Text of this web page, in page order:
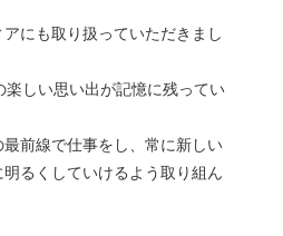
にも取り扱っていただきまし
しい思い出が記憶に残ってい
前線で仕事をし、常に新しい
るくしていけるよう取り組ん